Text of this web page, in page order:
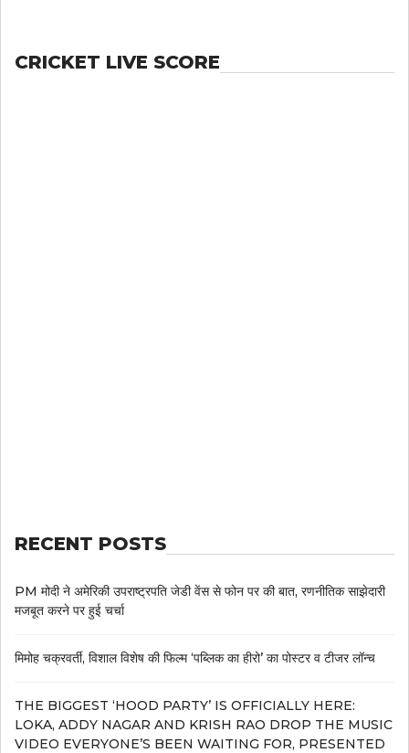
CRICKET LIVE SCORE
RECENT POSTS
PM मोदी ने अमेरिकी उपराष्ट्रपति जेडी वेंस से फोन पर की बात, रणनीतिक साझेदारी
मजबूत करने पर हुई चर्चा
मिमोह चक्रवर्ती, विशाल विशेष की फिल्म ‘पब्लिक का हीरो’ का पोस्टर व टीजर लॉन्च
THE BIGGEST ‘HOOD PARTY’ IS OFFICIALLY HERE:
LOKA, ADDY NAGAR AND KRISH RAO DROP THE MUSIC
VIDEO EVERYONE’S BEEN WAITING FOR, PRESENTED